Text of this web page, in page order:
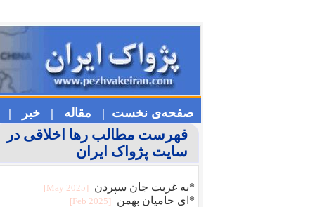
صفحه‌ی نخست | مقاله | خبر |
فهرست مطالب رها اخلاقی در
سایت پژواک ایران
*به غربت جان سپردن [2025 May]
*ای حامیانِ بهمن [2025 Feb]